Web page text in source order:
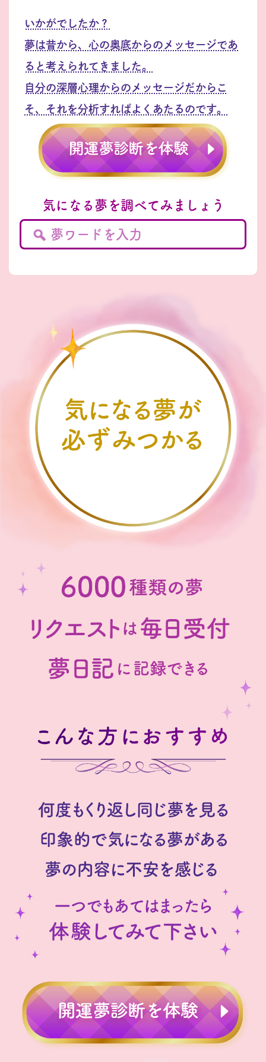
いかがでしたか？
夢は昔から、心の奥底からのメッセージであ
ると考えられてきました。
自分の深層心理からのメッセージだからこ
そ、それを分析すればよくあたるのです。
気になる夢を調べてみましょう